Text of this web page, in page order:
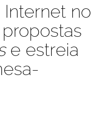
Internet no
e estreia